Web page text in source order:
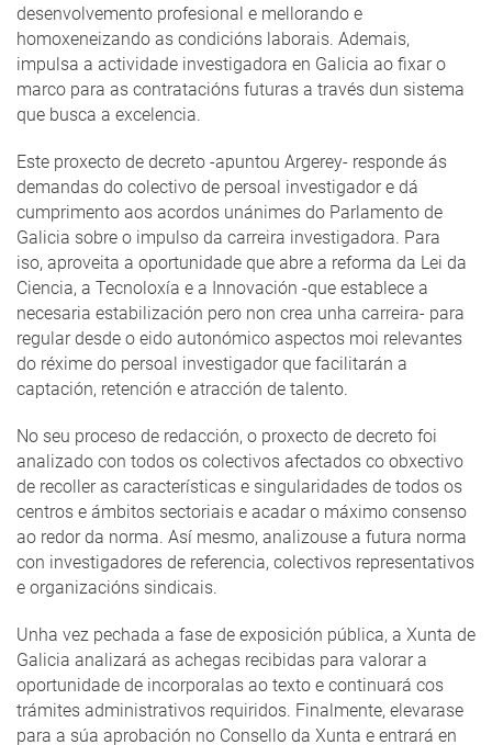
desenvolvemento profesional e mellorando e
homoxeneizando as condicións laborais. Ademais,
impulsa a actividade investigadora en Galicia ao fixar o
marco para as contratacións futuras a través dun sistema
que busca a excelencia.
Este proxecto de decreto -apuntou Argerey- responde ás
demandas do colectivo de persoal investigador e dá
cumprimento aos acordos unánimes do Parlamento de
Galicia sobre o impulso da carreira investigadora. Para
iso, aproveita a oportunidade que abre a reforma da Lei da
Ciencia, a Tecnoloxía e a Innovación -que establece a
necesaria estabilización pero non crea unha carreira- para
regular desde o eido autonómico aspectos moi relevantes
do réxime do persoal investigador que facilitarán a
captación, retención e atracción de talento.
No seu proceso de redacción, o proxecto de decreto foi
analizado con todos os colectivos afectados co obxectivo
de recoller as características e singularidades de todos os
centros e ámbitos sectoriais e acadar o máximo consenso
ao redor da norma. Así mesmo, analizouse a futura norma
con investigadores de referencia, colectivos representativos
e organizacións sindicais.
Unha vez pechada a fase de exposición pública, a Xunta de
Galicia analizará as achegas recibidas para valorar a
oportunidade de incorporalas ao texto e continuará cos
trámites administrativos requiridos. Finalmente, elevarase
para a súa aprobación no Consello da Xunta e entrará en